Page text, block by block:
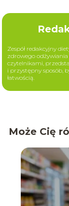
Zespół redakcyjny
zdrowego
czytelnikami,
i przystępny sposób,
łatwością.
Może Cię